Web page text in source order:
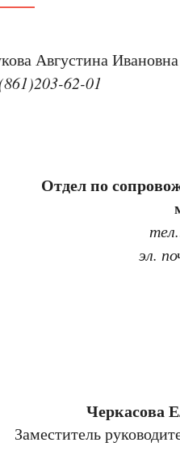
Августина Ивановна
62-01
Отдел по
эл.
Черкасова
Заместитель